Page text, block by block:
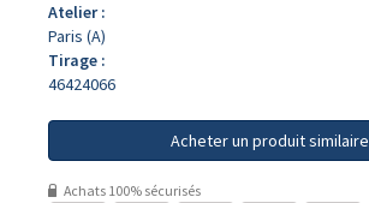
Atelier :
Paris (A)
Tirage :
46424066
Acheter un produit similaire
Achats 100% sécurisés